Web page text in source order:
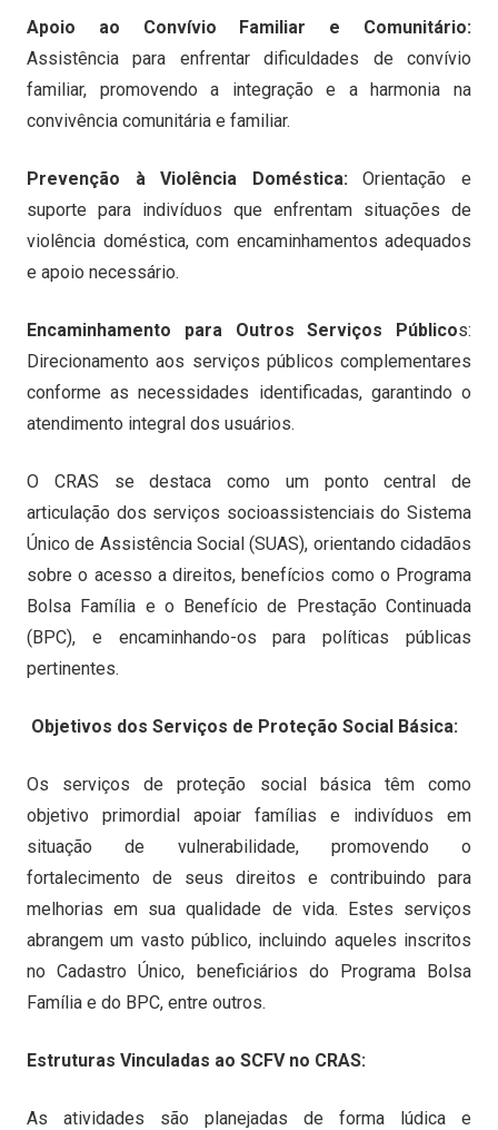
Apoio ao Convívio Familiar e Comunitário:
Assistência para enfrentar dificuldades de convívio
familiar, promovendo a integração e a harmonia na
convivência comunitária e familiar.
Prevenção à Violência Doméstica:Orientação e
suporte para indivíduos que enfrentam situações de
violência doméstica, com encaminhamentos adequados
e apoio necessário.
Encaminhamento para Outros Serviços Públicos:
Direcionamento aos serviços públicos complementares
conforme as necessidades identificadas, garantindo o
atendimento integral dos usuários.
O CRAS se destaca como um ponto central de
articulação dos serviços socioassistenciais do Sistema
Único de Assistência Social (SUAS), orientando cidadãos
sobre o acesso a direitos, benefícios como o Programa
Bolsa Família e o Benefício de Prestação Continuada
(BPC), e encaminhando-os para políticas públicas
pertinentes.
Objetivos dos Serviços de Proteção Social Básica:
Os serviços de proteção social básica têm como
objetivo primordial apoiar famílias e indivíduos em
situação de vulnerabilidade, promovendo o
fortalecimento de seus direitos e contribuindo para
melhorias em sua qualidade de vida. Estes serviços
abrangem um vasto público, incluindo aqueles inscritos
no Cadastro Único, beneficiários do Programa Bolsa
Família e do BPC, entre outros.
Estruturas Vinculadas ao SCFV no CRAS:
As atividades são planejadas de forma lúdica e